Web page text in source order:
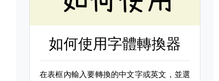
如何使用字體轉換器
在表框內輸入要轉換的中文字或英文，並選